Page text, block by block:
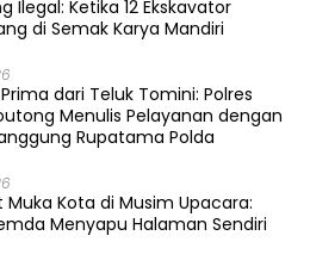
Ilegal: Ketika 12 Ekskavator
di Semak Karya Mandiri
dari Teluk Tomini: Polres
Menulis Pelayanan dengan
Rupatama Polda
Muka Kota di Musim Upacara:
Menyapu Halaman Sendiri